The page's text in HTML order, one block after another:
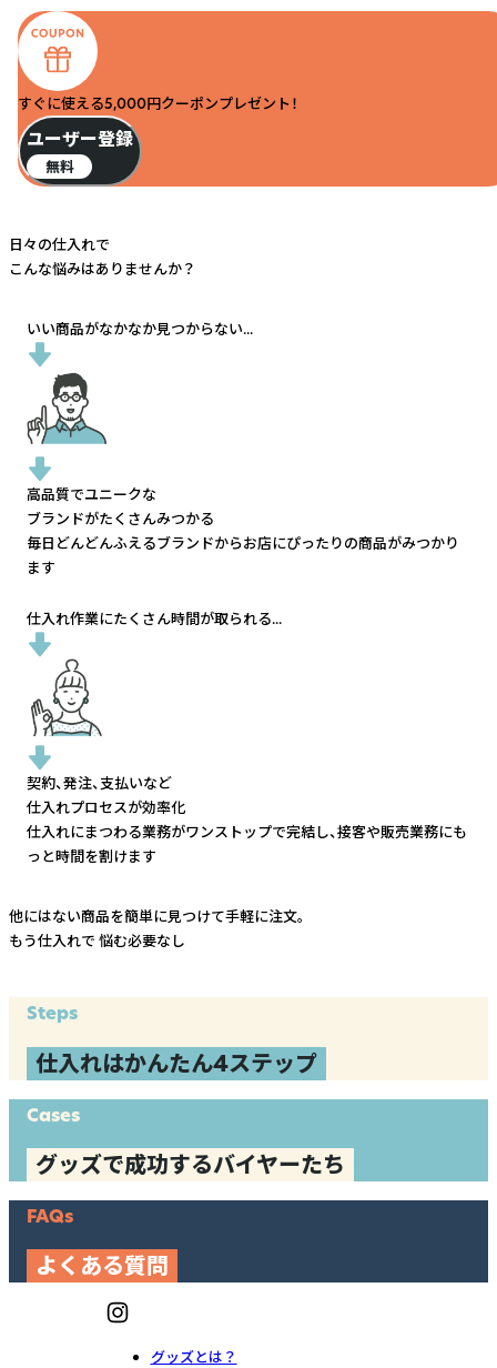
すぐに使える5,000円クーポンプレゼント！
ユーザー登録
無料
日々の仕入れで
こんな悩みはありませんか？
いい商品がなかなか見つからない...
高品質でユニークな
ブランドがたくさんみつかる
毎日どんどんふえるブランドからお店にぴったりの商品がみつかり
ます
仕入れ作業にたくさん時間が取られる...
契約、発注、支払いなど
仕入れプロセスが効率化
仕入れにまつわる業務がワンストップで完結し、接客や販売業務にも
っと時間を割けます
他にはない商品を簡単に見つけて手軽に注文。
もう仕入れで 悩む必要なし
Steps
仕入れはかんたん4ステップ
Cases
グッズで成功するバイヤーたち
FAQs
よくある質問
グッズとは？